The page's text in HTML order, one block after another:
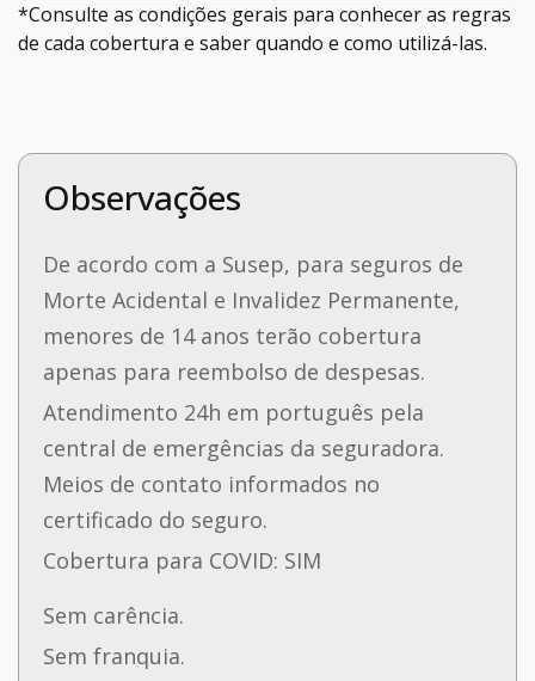
*Consulte as condições gerais para conhecer as regras
de cada cobertura e saber quando e como utilizá-las.
Observações
De acordo com a Susep, para seguros de
Morte Acidental e Invalidez Permanente,
menores de 14 anos terão cobertura
apenas para reembolso de despesas.
Atendimento 24h em português pela
central de emergências da seguradora.
Meios de contato informados no
certificado do seguro.
Cobertura para COVID: SIM
Sem carência.
Sem franquia.